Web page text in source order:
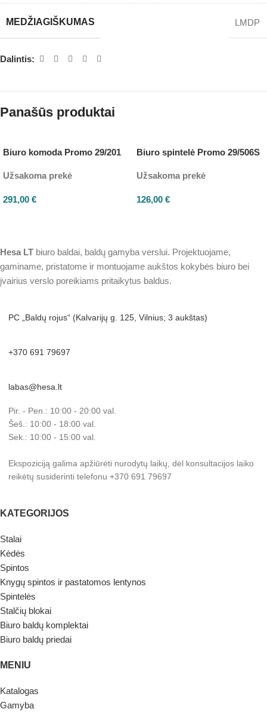
MEDŽIAGIŠKUMAS LMDP
Dalintis:
Panašūs produktai
Biuro komoda Promo 29/201
Užsakoma prekė
291,00 €
Biuro spintelė Promo 29/506S
Užsakoma prekė
126,00 €
Hesa LT biuro baldai, baldų gamyba verslui. Projektuojame,
gaminame, pristatome ir montuojame aukštos kokybės biuro bei
įvairius verslo poreikiams pritaikytus baldus.
PC „Baldų rojus“ (Kalvarijų g. 125, Vilnius; 3 aukštas)
+370 691 79697
labas@hesa.lt
Pir. - Pen.: 10:00 - 20:00 val.
Šeš.: 10:00 - 18:00 val.
Sek.: 10:00 - 15:00 val.
Ekspoziciją galima apžiūrėti nurodytų laikų, dėl konsultacijos laiko
reikėtų susiderinti telefonu +370 691 79697
KATEGORIJOS
Stalai
Kėdės
Spintos
Knygų spintos ir pastatomos lentynos
Spintelės
Stalčių blokai
Biuro baldų komplektai
Biuro baldų priedai
MENIU
Katalogas
Gamyba